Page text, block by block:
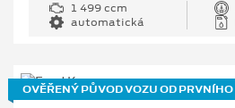
1 499 ccm
automatická
OVĚŘENÝ PŮVOD VOZU OD